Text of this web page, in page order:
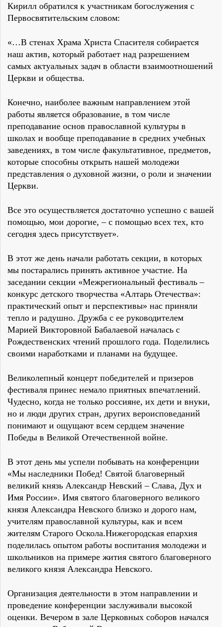
Кирилл обратился к участникам богослужения с
Первосвятительским словом:
«…В стенах Храма Христа Спасителя собирается
наш актив, который работает над разрешением
самых актуальных задач в области взаимоотношений
Церкви и общества.
Конечно, наиболее важным направлением этой
работы является образование, в том числе
преподавание основ православной культуры в
школах и вообще преподавание в средних учебных
заведениях, в том числе факультативное, предметов,
которые способны открыть нашей молодежи
представления о духовной жизни, о роли и значении
Церкви.
Все это осуществляется достаточно успешно с вашей
помощью, мои дорогие, – с помощью всех тех, кто
сегодня здесь присутствует».
В этот же день начали работать секции, в которых
мы постарались принять активное участие. На
заседании секции «Межрегиональный фестиваль –
конкурс детского творчества «Алтарь Отечества»:
практический опыт и перспективы» нас приняли
тепло и радушно. Дружба с ее руководителем
Марией Викторовной Бабалаевой началась с
Рождественских чтений прошлого года. Поделились
своими наработками и планами на будущее.
Великолепный концерт победителей и призеров
фестиваля принес немало приятных впечатлений.
Чудесно, когда не только россияне, их дети и внуки,
но и люди других стран, других вероисповеданий
понимают и ощущают всем сердцем значение
Победы в Великой Отечественной войне.
В этот день мы успели побывать на конференции
«Мы наследники Побед! Святой благоверный
великий князь Александр Невский – Слава, Дух и
Имя России». Имя святого благоверного великого
князя Александра Невского близко и дорого нам,
учителям православной культуры, как и всем
жителям Старого Оскола.Нижегородская епархия
поделилась опытом работы воспитания молодежи и
школьников на примере жития святого благоверного
великого князя Александра Невского.
Организация деятельности в этом направлении и
проведение конференции заслуживали высокой
оценки. Вечером в зале Церковных соборов начался